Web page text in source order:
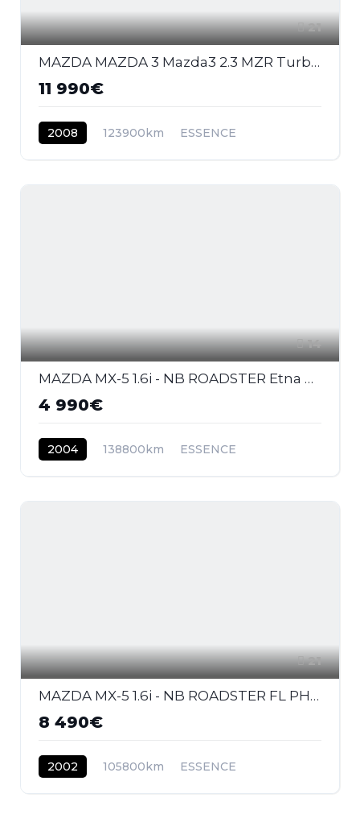
21
MAZDA MAZDA 3 Mazda3 2.3 MZR Turbo 2003 BERLINE MPS PHASE 2
11 990€
2008 123900km ESSENCE
14
MAZDA MX-5 1.6i - NB ROADSTER Etna PHASE 2
4 990€
2004 138800km ESSENCE
21
MAZDA MX-5 1.6i - NB ROADSTER FL PHASE 2
8 490€
2002 105800km ESSENCE